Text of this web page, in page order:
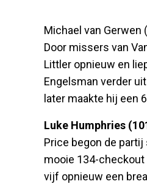
Michael van Gerwen
Door missers van
Littler opnieuw en
Engelsman verder
later maakte hij een
Luke Humphries
Price begon de
mooie 134-checkout
vijf opnieuw een